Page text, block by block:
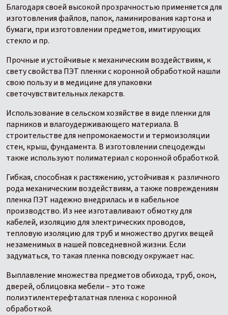
Благодаря своей высокой прозрачностью применяется для
изготовления файлов, папок, ламинирования картона и
бумаги, при изготовлении предметов, имитирующих
стекло и пр.
Прочные и устойчивые к механическим воздействиям, к
свету свойства ПЭТ пленки с коронной обработкой нашли
свою пользу и в медицине для упаковки
светочувствительных лекарств.
Использование в сельском хозяйстве в виде пленки для
парников и влагоудерживающего материала. В
строительстве для непромокаемости и термоизоляции
стен, крыш, фундамента. В изготовлении спецодежды
также используют полиматериал с коронной обработкой.
Гибкая, способная к растяжению, устойчивая к различного
рода механическим воздействиям, а также повреждениям
пленка ПЭТ надежно внедрилась и в кабельное
производство. Из нее изготавливают обмотку для
кабелей, изоляцию для электрических проводов,
тепловую изоляцию для труб и множество других вещей
незаменимых в нашей повседневной жизни. Если
задуматься, то такая пленка повсюду окружает нас.
Выплавление множества предметов обихода, труб, окон,
дверей, облицовка мебели – это тоже
полиэтилентерефталатная пленка с коронной
обработкой.